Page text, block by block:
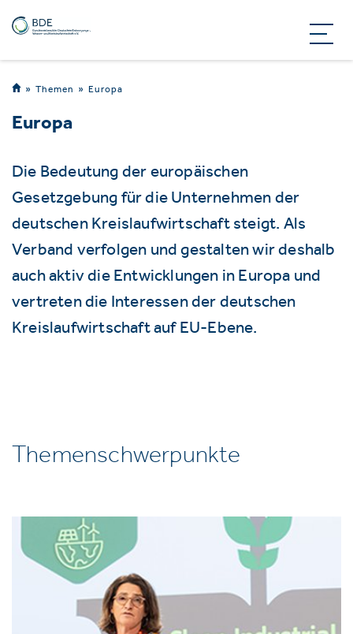
Themen Europa
Europa
Die Bedeutung der europäischen
Gesetzgebung für die Unternehmen der
deutschen Kreislaufwirtschaft steigt. Als
Verband verfolgen und gestalten wir deshalb
auch aktiv die Entwicklungen in Europa und
vertreten die Interessen der deutschen
Kreislaufwirtschaft auf EU-Ebene.
Themenschwerpunkte